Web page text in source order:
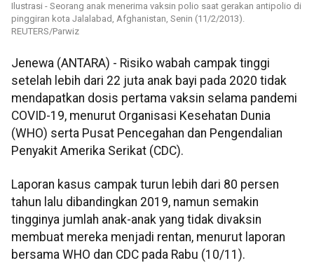
Ilustrasi - Seorang anak menerima vaksin polio saat gerakan antipolio di
pinggiran kota Jalalabad, Afghanistan, Senin (11/2/2013).
REUTERS/Parwiz
Jenewa (ANTARA) - Risiko wabah campak tinggi
setelah lebih dari 22 juta anak bayi pada 2020 tidak
mendapatkan dosis pertama vaksin selama pandemi
COVID-19, menurut Organisasi Kesehatan Dunia
(WHO) serta Pusat Pencegahan dan Pengendalian
Penyakit Amerika Serikat (CDC).
Laporan kasus campak turun lebih dari 80 persen
tahun lalu dibandingkan 2019, namun semakin
tingginya jumlah anak-anak yang tidak divaksin
membuat mereka menjadi rentan, menurut laporan
bersama WHO dan CDC pada Rabu (10/11).